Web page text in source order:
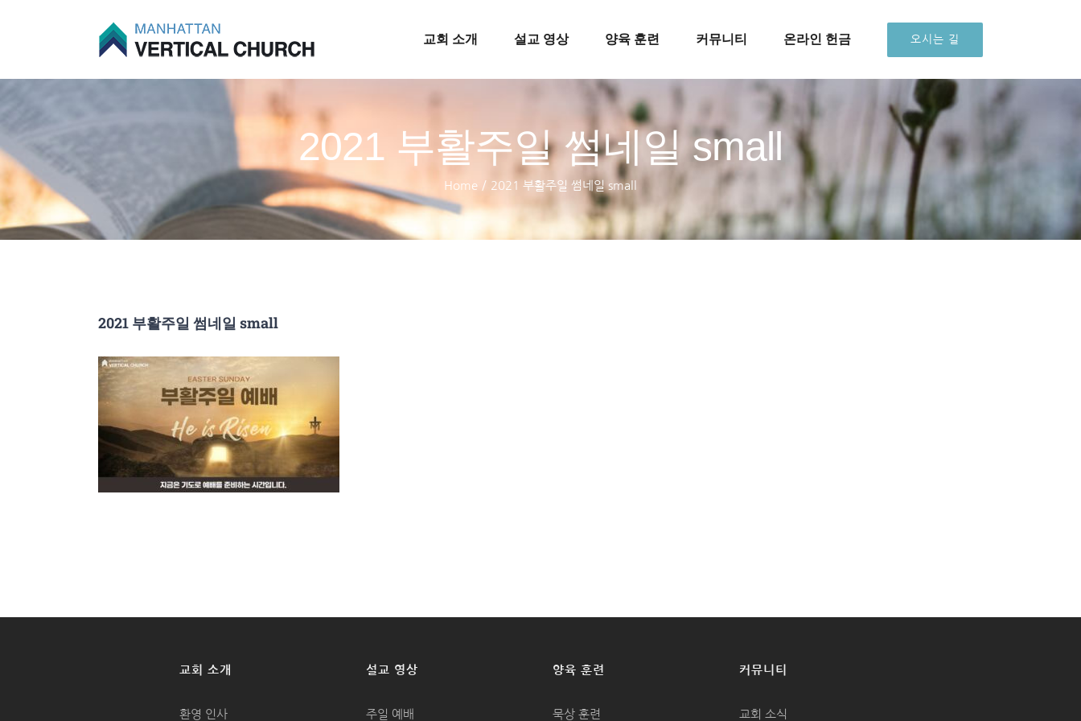
교회 소개 설교 영상 양육 훈련 커뮤니티 온라인 헌금 오시는 길
2021 부활주일 썸네일 small
Home / 2021 부활주일 썸네일 small
2021 부활주일 썸네일 small
교회 소개
환영 인사
설교 영상
주일 예배
양육 훈련
묵상 훈련
커뮤니티
교회 소식